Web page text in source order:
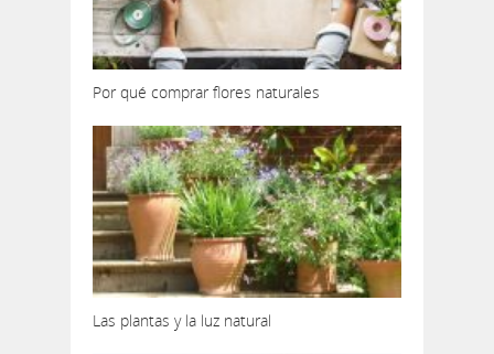
Por qué comprar flores naturales
Las plantas y la luz natural